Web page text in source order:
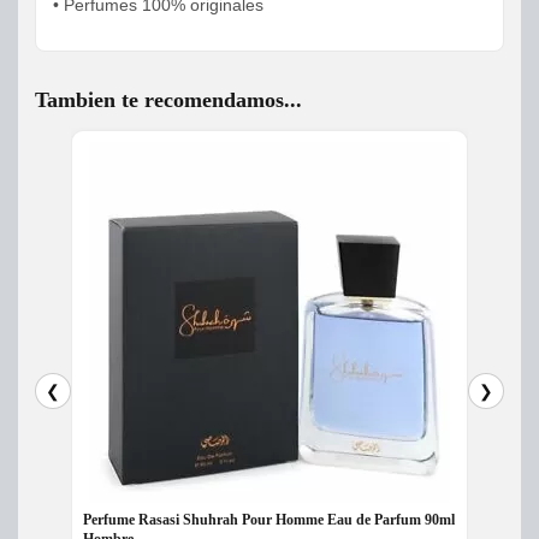
• Perfumes 100% originales
Tambien te recomendamos...
❮
Perfume Rasasi Shuhrah Pour Homme Eau de Parfum 90ml
❯